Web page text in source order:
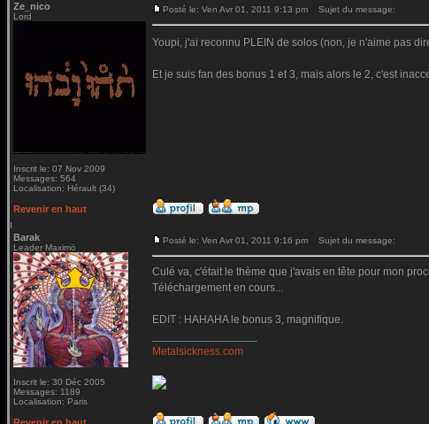
Ze_nico
Lord
Inscrit le: 07 Nov 2009
Messages: 564
Localisation: Hérault (34)
Posté le: Ven Avr 01, 2011 9:13 pm Sujet du message:
Youpi, j'ai reconnu PLEIN de solos (non, je n'aime pas
Et je suis fan des bonus 1 et 3, mais alors le 2, c'est
Revenir en haut
Barak
Leader Maximö
Inscrit le: 30 Déc 2005
Messages: 1189
Localisation: Paris
Posté le: Ven Avr 01, 2011 9:16 pm Sujet du message:
Culé va, c'était le thème que j'avais en tête pour mon
Téléchargement en cours...
EDIT : HAHAHA le bonus 3, magnifique.
Metalsickness.com